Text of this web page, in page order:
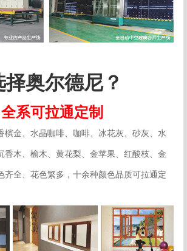
奥尔德尼？
系可拉通定制
槟金、水晶咖啡、咖啡、冰花灰、砂灰、水
香木、榆木、黄花梨、金苹果、红酸枝、金
齐全、花色繁多，十余种颜色品质可拉通定